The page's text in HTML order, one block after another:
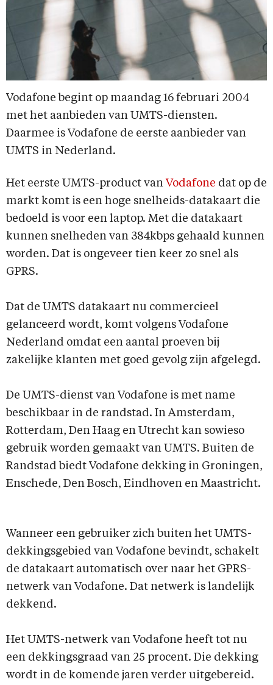
Vodafone begint op maandag 16 februari 2004
met het aanbieden van UMTS-diensten.
Daarmee is Vodafone de eerste aanbieder van
UMTS in Nederland.
Het eerste UMTS-product van Vodafone dat op de
markt komt is een hoge snelheids-datakaart die
bedoeld is voor een laptop. Met die datakaart
kunnen snelheden van 384kbps gehaald kunnen
worden. Dat is ongeveer tien keer zo snel als
GPRS.
Dat de UMTS datakaart nu commercieel
gelanceerd wordt, komt volgens Vodafone
Nederland omdat een aantal proeven bij
zakelijke klanten met goed gevolg zijn afgelegd.
De UMTS-dienst van Vodafone is met name
beschikbaar in de randstad. In Amsterdam,
Rotterdam, Den Haag en Utrecht kan sowieso
gebruik worden gemaakt van UMTS. Buiten de
Randstad biedt Vodafone dekking in Groningen,
Enschede, Den Bosch, Eindhoven en Maastricht.
Wanneer een gebruiker zich buiten het UMTS-
dekkingsgebied van Vodafone bevindt, schakelt
de datakaart automatisch over naar het GPRS-
netwerk van Vodafone. Dat netwerk is landelijk
dekkend.
Het UMTS-netwerk van Vodafone heeft tot nu
een dekkingsgraad van 25 procent. Die dekking
wordt in de komende jaren verder uitgebereid.